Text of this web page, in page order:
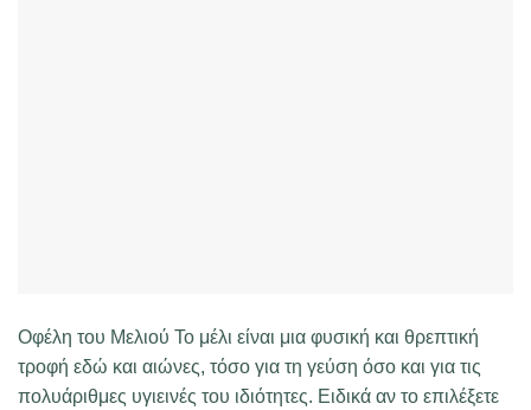
Οφέλη του Μελιού Το μέλι είναι μια φυσική και θρεπτική
τροφή εδώ και αιώνες, τόσο για τη γεύση όσο και για τις
πολυάριθμες υγιεινές του ιδιότητες. Ειδικά αν το επιλέξετε